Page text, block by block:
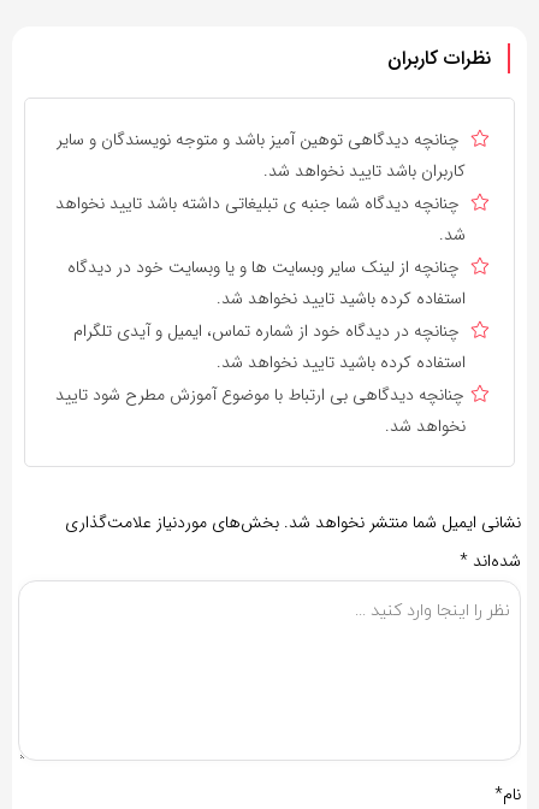
نظرات کاربران
چنانچه دیدگاهی توهین آمیز باشد و متوجه نویسندگان و سایر
کاربران باشد تایید نخواهد شد.
چنانچه دیدگاه شما جنبه ی تبلیغاتی داشته باشد تایید نخواهد
شد.
چنانچه از لینک سایر وبسایت ها و یا وبسایت خود در دیدگاه
استفاده کرده باشید تایید نخواهد شد.
چنانچه در دیدگاه خود از شماره تماس، ایمیل و آیدی تلگرام
استفاده کرده باشید تایید نخواهد شد.
چنانچه دیدگاهی بی ارتباط با موضوع آموزش مطرح شود تایید
نخواهد شد.
نشانی ایمیل شما منتشر نخواهد شد. بخش‌های موردنیاز علامت‌گذاری
شده‌اند *
نام*